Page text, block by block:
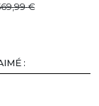
,99
: